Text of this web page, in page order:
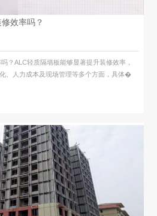
效率吗？
？ALC轻质隔墙板能够显著提升装修效率，
、人力成本及现场管理等多个方面，具体�